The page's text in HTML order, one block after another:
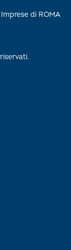
di ROMA